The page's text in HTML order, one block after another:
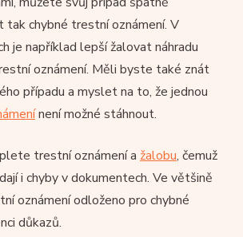
chybné trestní oznámení. V
je například lepší žalovat náhradu
oznámení. Měli byste také znát
případu a myslet na to, že jednou
není možné stáhnout.
trestní oznámení a žalobu, čemuž
i chyby v dokumentech. Ve většině
oznámení odloženo pro chybné
důkazů.